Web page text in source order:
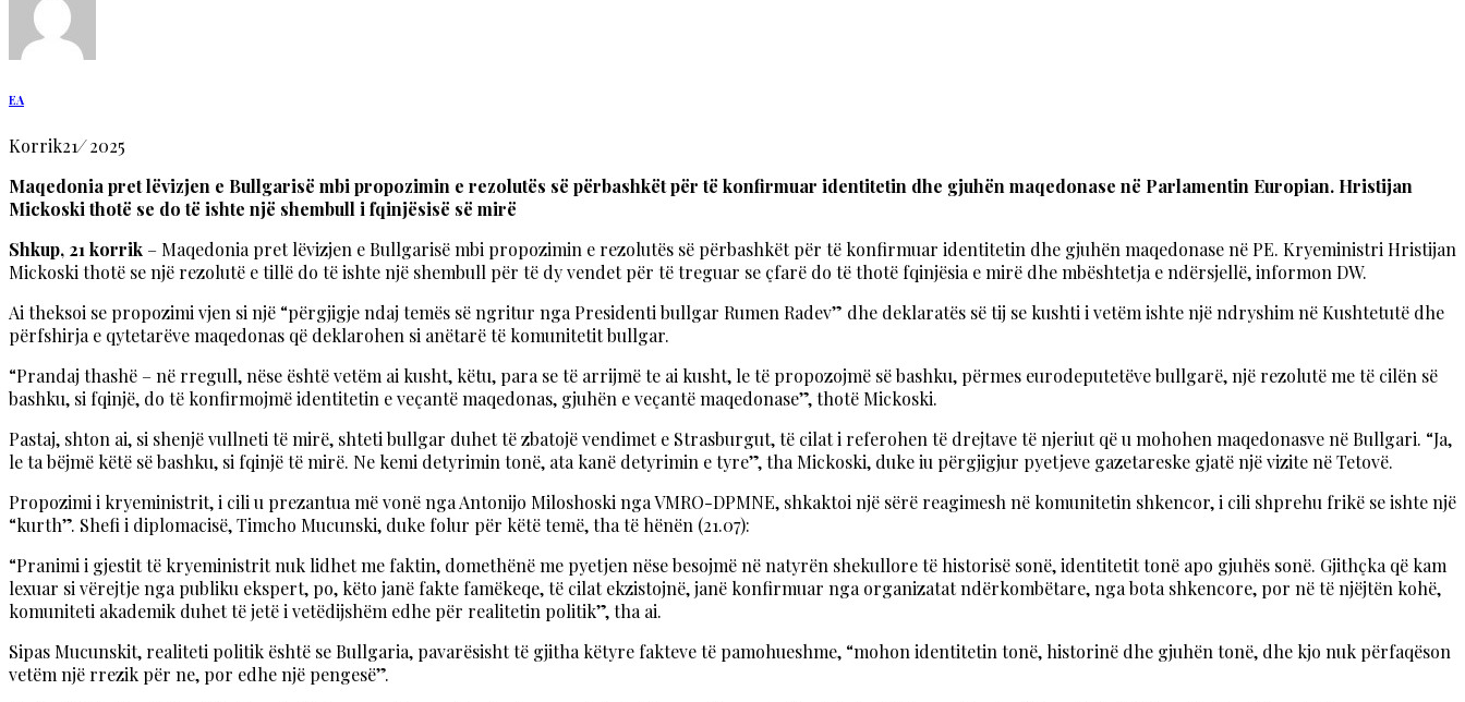
EA
Korrik21/2025
Maqedonia pret lëvizjen e Bullgarisë mbi propozimin e rezolutës së përbashkët për të konfirmuar identitetin dhe gjuhën maqedonase në Parlamentin Europian. Hristijan
Mickoski thotë se do të ishte një shembull i fqinjësisë së mirë
Shkup, 21 korrik – Maqedonia pret lëvizjen e Bullgarisë mbi propozimin e rezolutës së përbashkët për të konfirmuar identitetin dhe gjuhën maqedonase në PE. Kryeministri Hristijan
Mickoski thotë se një rezolutë e tillë do të ishte një shembull për të dy vendet për të treguar se çfarë do të thotë fqinjësia e mirë dhe mbështetja e ndërsjellë, informon DW.
Ai theksoi se propozimi vjen si një “përgjigje ndaj temës së ngritur nga Presidenti bullgar Rumen Radev” dhe deklaratës së tij se kushti i vetëm ishte një ndryshim në Kushtetutë dhe
përfshirja e qytetarëve maqedonas që deklarohen si anëtarë të komunitetit bullgar.
“Prandaj thashë – në rregull, nëse është vetëm ai kusht, këtu, para se të arrijmë te ai kusht, le të propozojmë së bashku, përmes eurodeputetëve bullgarë, një rezolutë me të cilën së
bashku, si fqinjë, do të konfirmojmë identitetin e veçantë maqedonas, gjuhën e veçantë maqedonase”, thotë Mickoski.
Pastaj, shton ai, si shenjë vullneti të mirë, shteti bullgar duhet të zbatojë vendimet e Strasburgut, të cilat i referohen të drejtave të njeriut që u mohohen maqedonasve në Bullgari. “Ja,
le ta bëjmë këtë së bashku, si fqinjë të mirë. Ne kemi detyrimin tonë, ata kanë detyrimin e tyre”, tha Mickoski, duke iu përgjigjur pyetjeve gazetareske gjatë një vizite në Tetovë.
Propozimi i kryeministrit, i cili u prezantua më vonë nga Antonijo Miloshoski nga VMRO-DPMNE, shkaktoi një sërë reagimesh në komunitetin shkencor, i cili shprehu frikë se ishte një
“kurth”. Shefi i diplomacisë, Timcho Mucunski, duke folur për këtë temë, tha të hënën (21.07):
“Pranimi i gjestit të kryeministrit nuk lidhet me faktin, domethënë me pyetjen nëse besojmë në natyrën shekullore të historisë sonë, identitetit tonë apo gjuhës sonë. Gjithçka që kam
lexuar si vërejtje nga publiku ekspert, po, këto janë fakte famëkeqe, të cilat ekzistojnë, janë konfirmuar nga organizatat ndërkombëtare, nga bota shkencore, por në të njëjtën kohë,
komuniteti akademik duhet të jetë i vetëdijshëm edhe për realitetin politik”, tha ai.
Sipas Mucunskit, realiteti politik është se Bullgaria, pavarësisht të gjitha këtyre fakteve të pamohueshme, “mohon identitetin tonë, historinë dhe gjuhën tonë, dhe kjo nuk përfaqëson
vetëm një rrezik për ne, por edhe një pengesë”.